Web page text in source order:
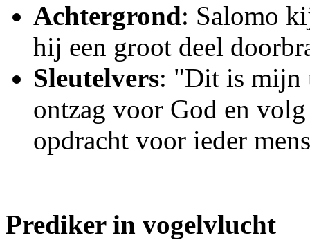
Achtergrond: Salomo
hij een groot deel
Sleutelvers: "Dit is mijn
ontzag voor God en
opdracht voor ieder
Prediker in vogelvlucht